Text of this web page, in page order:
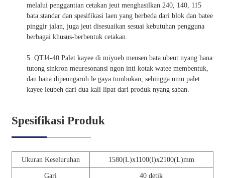
melalui penggantian cetakan jeut menghasilkan 240, 140, 115
bata standar dan spesifikasi laen yang berbeda dari blok dan batee
pinggir jalan, juga jeut disesuaikan sesuai kebutuhan pengguna
berbagai khusus-berbentuk cetakan.
5. QTJ4-40 Palet kayee di miyueb meusen bata ubeut nyang hana
tutong sinkron meuresonansi ngon inti kotak watee membentuk,
dan hana dipeungaroh le gaya tumbukan, sehingga umu palet
kayee leubeh dari dua kali lipat dari produk nyang saban.
Spesifikasi Produk
Ukuran Keseluruhan 1580(L)x1100(l)x2100(L)mm
Gari 40 detik